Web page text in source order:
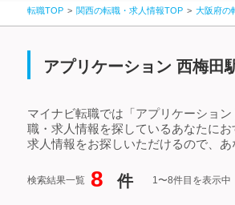
転職TOP 関西の転職・求人情報TOP 大阪府の
アプリケーション 西梅田
マイナビ転職では「アプリケーショ
職・求人情報を探しているあなたに
求人情報をお探しいただけるので、
検索結果一覧 8 件 1〜8件目を表示中